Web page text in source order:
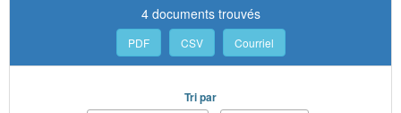
4 documents trouvés
PDF CSV Courriel
Tri par